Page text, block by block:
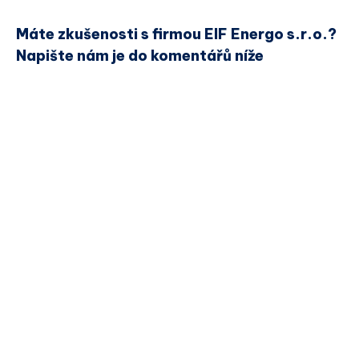
Máte zkušenosti s firmou EIF Energo s.r.o.?
Napište nám je do komentářů níže